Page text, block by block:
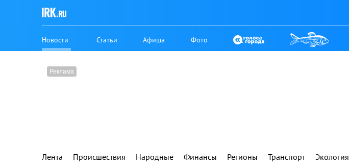
Новости Статьи Афиша Фото
Лента Происшествия Народные Финансы Регионы Транспорт Экология